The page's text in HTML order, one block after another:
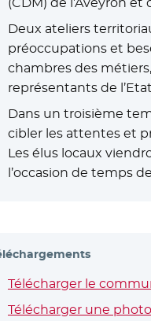
Deux ateliers
préoccupations et
chambres des
représentants de
Dans un troisième
cibler les attentes et
Les élus locaux
l’occasion de temps
Télécharger le
Télécharger une